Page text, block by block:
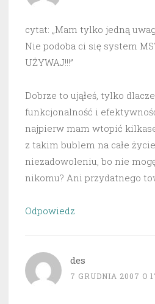
cytat: „Mam tylko jedną
Nie podoba ci się system
UŻYWAJ!!!”
Dobrze to ująłeś, tylko
funkcjonalność i
najpierw mam wtopić
z takim bublem na całe
niezadowoleniu, bo nie
nikomu? Ani przydatnego
Odpowiedz
des
7 GRUDNIA 2007 O